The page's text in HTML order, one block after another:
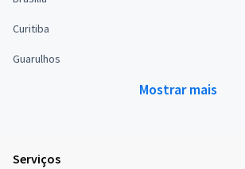
Curitiba
Guarulhos
Mostrar mais
Serviços